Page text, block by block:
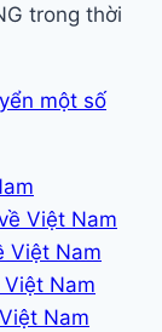
trong thời
một số
Việt Nam
Việt Nam
Nam
Nam